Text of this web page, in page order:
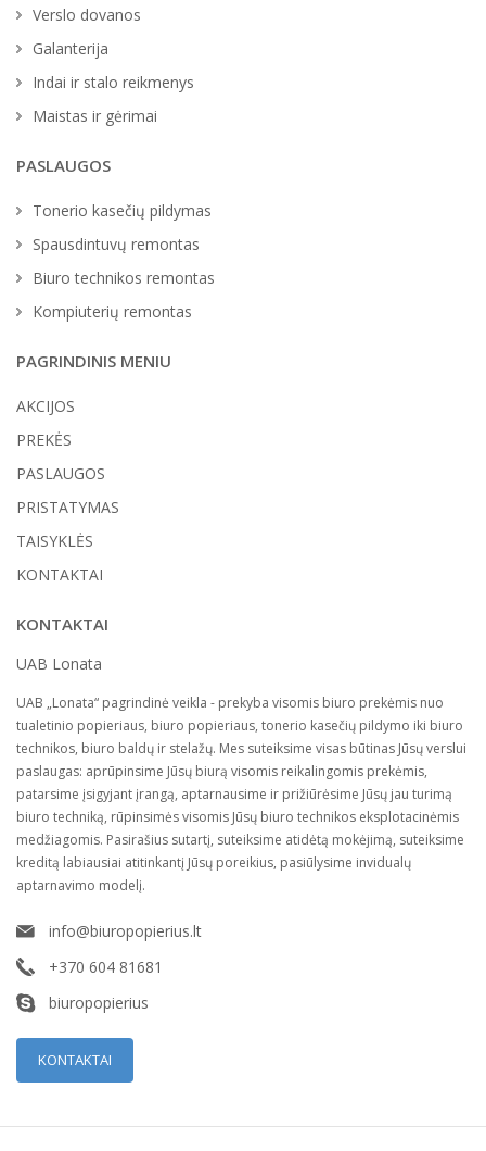
Verslo dovanos
Galanterija
Indai ir stalo reikmenys
Maistas ir gėrimai
PASLAUGOS
Tonerio kasečių pildymas
Spausdintuvų remontas
Biuro technikos remontas
Kompiuterių remontas
PAGRINDINIS MENIU
AKCIJOS
PREKĖS
PASLAUGOS
PRISTATYMAS
TAISYKLĖS
KONTAKTAI
KONTAKTAI
UAB Lonata
UAB „Lonata“ pagrindinė veikla - prekyba visomis biuro prekėmis nuo
tualetinio popieriaus, biuro popieriaus, tonerio kasečių pildymo iki biuro
technikos, biuro baldų ir stelažų. Mes suteiksime visas būtinas Jūsų verslui
paslaugas: aprūpinsime Jūsų biurą visomis reikalingomis prekėmis,
patarsime įsigyjant įrangą, aptarnausime ir prižiūrėsime Jūsų jau turimą
biuro techniką, rūpinsimės visomis Jūsų biuro technikos eksplotacinėmis
medžiagomis. Pasirašius sutartį, suteiksime atidėtą mokėjimą, suteiksime
kreditą labiausiai atitinkantį Jūsų poreikius, pasiūlysime invidualų
aptarnavimo modelį.
info@biuropopierius.lt
+370 604 81681
biuropopierius
KONTAKTAI